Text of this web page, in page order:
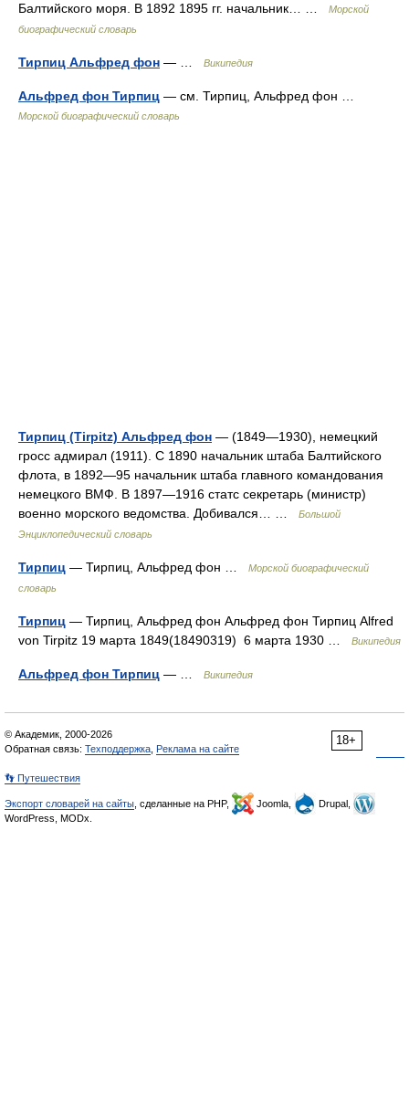
Балтийского моря. В 1892 1895 гг. начальник… …
Морской
биографический словарь
Тирпиц Альфред фон — … Википедия
Альфред фон Тирпиц — см. Тирпиц, Альфред фон …
Морской биографический словарь
Тирпиц (Tirpitz) Альфред фон — (1849—1930), немецкий
гросс адмирал (1911). С 1890 начальник штаба Балтийского
флота, в 1892—95 начальник штаба главного командования
немецкого ВМФ. В 1897—1916 статс секретарь (министр)
военно морского ведомства. Добивался… …
Большой
Энциклопедический словарь
Тирпиц — Тирпиц, Альфред фон …
Морской биографический
словарь
Тирпиц — Тирпиц, Альфред фон Альфред фон Тирпиц Alfred
von Tirpitz 19 марта 1849(18490319) 6 марта 1930 …
Википедия
Альфред фон Тирпиц — … Википедия
18+
© Академик, 2000-2026
Обратная связь: Техподдержка Реклама на сайте
👣 Путешествия
Экспорт словарей на сайты , сделанные на PHP, Joomla,
Drupal,
WordPress, MODx.